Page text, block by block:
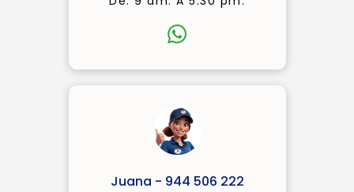
Juana - 944 506 222